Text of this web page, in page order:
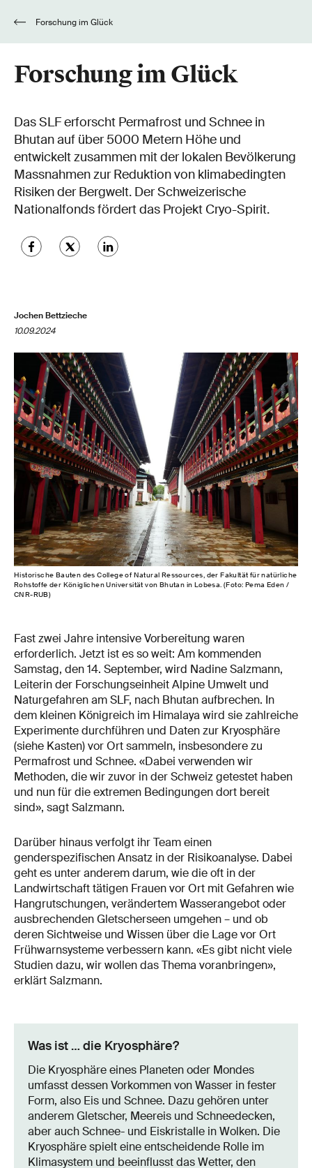
Forschung im Glück
Forschung im Glück
Das SLF erforscht Permafrost und Schnee in
Bhutan auf über 5000 Metern Höhe und
entwickelt zusammen mit der lokalen Bevölkerung
Massnahmen zur Reduktion von klimabedingten
Risiken der Bergwelt. Der Schweizerische
Nationalfonds fördert das Projekt Cryo-Spirit.
Jochen Bettzieche
10.09.2024
Historische Bauten des College of Natural Ressources, der Fakultät für natürliche
Rohstoffe der Königlichen Universität von Bhutan in Lobesa. (Foto: Pema Eden /
CNR-RUB)
Fast zwei Jahre intensive Vorbereitung waren
erforderlich. Jetzt ist es so weit: Am kommenden
Samstag, den 14. September, wird Nadine Salzmann,
Leiterin der Forschungseinheit Alpine Umwelt und
Naturgefahren am SLF, nach Bhutan aufbrechen. In
dem kleinen Königreich im Himalaya wird sie zahlreiche
Experimente durchführen und Daten zur Kryosphäre
(siehe Kasten) vor Ort sammeln, insbesondere zu
Permafrost und Schnee. «Dabei verwenden wir
Methoden, die wir zuvor in der Schweiz getestet haben
und nun für die extremen Bedingungen dort bereit
sind», sagt Salzmann.
Darüber hinaus verfolgt ihr Team einen
genderspezifischen Ansatz in der Risikoanalyse. Dabei
geht es unter anderem darum, wie die oft in der
Landwirtschaft tätigen Frauen vor Ort mit Gefahren wie
Hangrutschungen, verändertem Wasserangebot oder
ausbrechenden Gletscherseen umgehen – und ob
deren Sichtweise und Wissen über die Lage vor Ort
Frühwarnsysteme verbessern kann. «Es gibt nicht viele
Studien dazu, wir wollen das Thema voranbringen»,
erklärt Salzmann.
Was ist … die Kryosphäre?
Die Kryosphäre eines Planeten oder Mondes
umfasst dessen Vorkommen von Wasser in fester
Form, also Eis und Schnee. Dazu gehören unter
anderem Gletscher, Meereis und Schneedecken,
aber auch Schnee- und Eiskristalle in Wolken. Die
Kryosphäre spielt eine entscheidende Rolle im
Klimasystem und beeinflusst das Wetter, den